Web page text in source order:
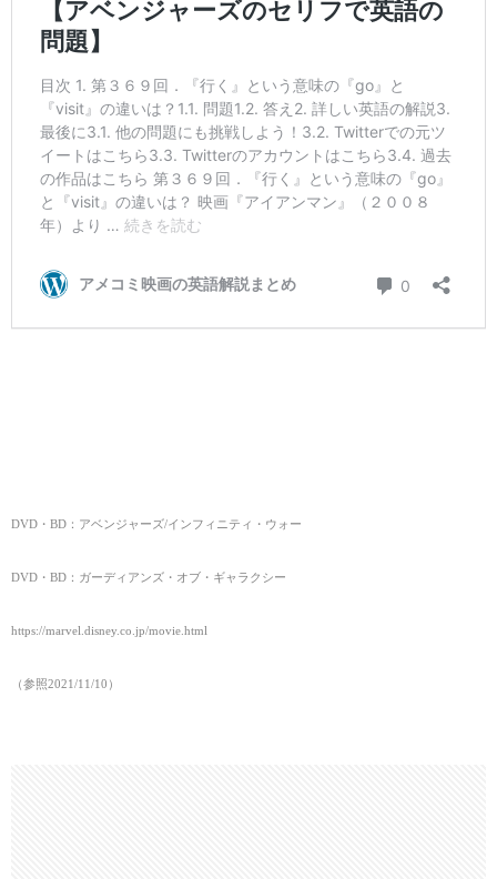
DVD・BD：アベンジャーズ/インフィニティ・ウォー
DVD・BD：ガーディアンズ・オブ・ギャラクシー
https://marvel.disney.co.jp/movie.html
（参照2021/11/10 ）